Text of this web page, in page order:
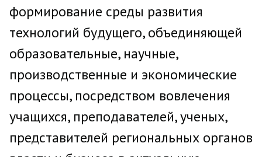
формирование среды развития
технологий будущего, объединяющей
образовательные, научные,
производственные и экономические
процессы, посредством вовлечения
учащихся, преподавателей, ученых,
представителей региональных органов